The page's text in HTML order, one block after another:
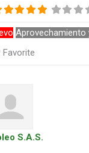
Aprovechamiento
Favorite
S.A.S.